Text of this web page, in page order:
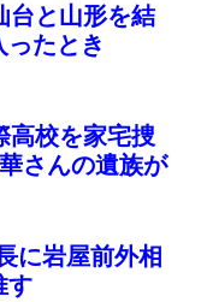
台と山形を結
たとき
高校を家宅捜
さんの遺族が
に岩屋前外相
す